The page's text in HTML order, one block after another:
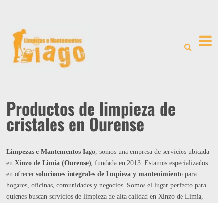
Productos de limpieza de
cristales en Ourense
Limpezas e Mantementos Iago , somos una empresa de servicios ubicada
enXinzo de Limia (Ourense) , fundada en 2013. Estamos especializados
en ofrecersoluciones integrales de limpieza y mantenimiento para
hogares, oficinas, comunidades y negocios. Somos el lugar perfecto para
quienes buscan servicios de limpieza de alta calidad en Xinzo de Limia,